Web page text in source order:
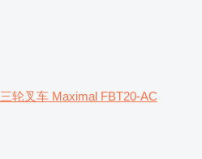
三轮叉车 Maximal FBT20-AC